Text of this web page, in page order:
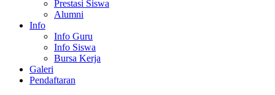
Prestasi Siswa
Alumni
Info
Info Guru
Info Siswa
Bursa Kerja
Galeri
Pendaftaran